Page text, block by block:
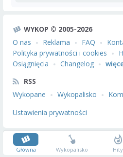
WYKOP © 2005-2026
O nas
Reklama FAQ
Polityka prywatności i cookies
Osiągnięcia
Changelog
RSS
Wykopane
Wykopalisko
Ustawienia prywatności
Główna Wykopalisko Hity